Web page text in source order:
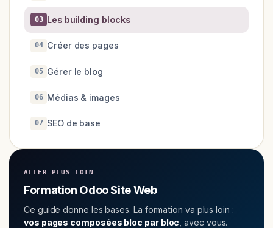
03 Les building blocks
04 Créer des pages
05 Gérer le blog
06 Médias & images
07 SEO de base
ALLER PLUS LOIN
Formation Odoo Site Web
Ce guide donne les bases. La formation va plus loin :
vos pages composées bloc par bloc , avec vous.